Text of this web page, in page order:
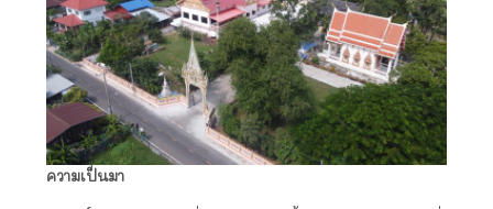
ความเป็นมา